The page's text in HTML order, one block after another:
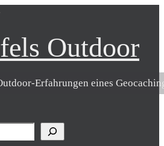
Outdoor
Erfahrungen eines